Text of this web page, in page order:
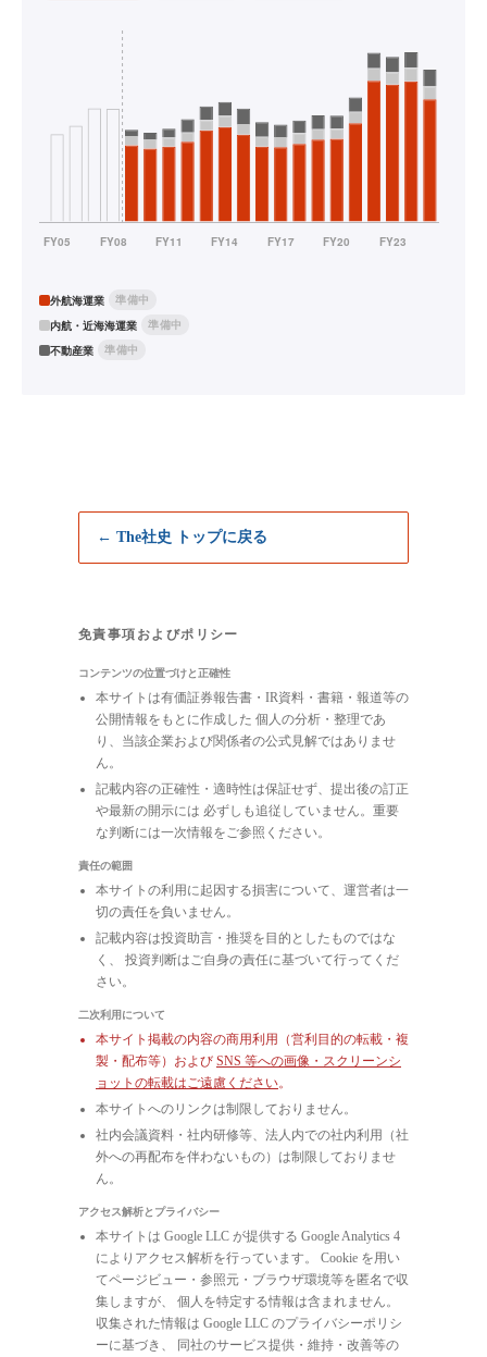
外航海運業
準備中
内航・近海海運業
準備中
不動産業
準備中
← The社史 トップに戻る
免責事項およびポリシー
コンテンツの位置づけと正確性
本サイトは有価証券報告書・IR資料・書籍・報道等の
公開情報をもとに作成した 個人の分析・整理であ
り、当該企業および関係者の公式見解ではありませ
ん。
記載内容の正確性・適時性は保証せず、提出後の訂正
や最新の開示には 必ずしも追従していません。重要
な判断には一次情報をご参照ください。
責任の範囲
本サイトの利用に起因する損害について、運営者は一
切の責任を負いません。
記載内容は投資助言・推奨を目的としたものではな
く、 投資判断はご自身の責任に基づいて行ってくだ
さい。
二次利用について
本サイト掲載の内容の商用利用（営利目的の転載・複
製・配布等）および SNS 等への画像・スクリーンシ
ョットの転載はご遠慮ください。
本サイトへのリンクは制限しておりません。
社内会議資料・社内研修等、法人内での社内利用（社
外への再配布を伴わないもの）は制限しておりませ
ん。
アクセス解析とプライバシー
本サイトは Google LLC が提供する Google Analytics 4
によりアクセス解析を行っています。 Cookie を用い
てページビュー・参照元・ブラウザ環境等を匿名で収
集しますが、 個人を特定する情報は含まれません。
収集された情報は Google LLC のプライバシーポリシ
ーに基づき、 同社のサービス提供・維持・改善等の